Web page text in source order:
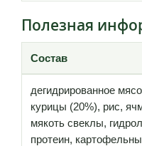
Полезная
Состав
дегидрированное
курицы (20%), рис,
мякоть свеклы,
протеин,